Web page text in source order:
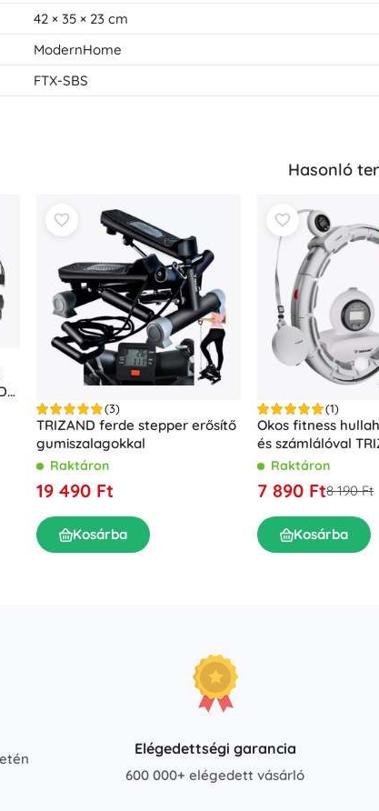
42 × 35 × 23 cm
ModernHome
FTX-SBS
Hasonló
(3)
TRIZAND ferde stepper erősítő
gumiszalagokkal
Raktáron
19 490 Ft
Kosárba
(1)
Okos fitness
és számlálóval
Raktáron
7 890 Ft8 190 Ft
Kosárba
Elégedettségi garancia
600 000+ elégedett vásárló